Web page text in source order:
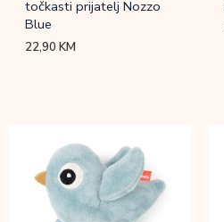
točkasti prijatelj Nozzo
Blue
22,90KM